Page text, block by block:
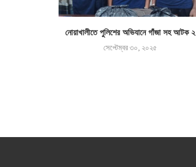
নোয়াখালীতে পুলিশের অভিযানে গাঁজা সহ আটক ২
সেপ্টেম্বর ৩০, ২০২৫